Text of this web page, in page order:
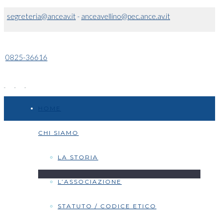
segreteria@anceav.it- anceavellino@pec.ance.av.it
0825-36616
CHI SIAMO
LA STORIA
L’ASSOCIAZIONE
STATUTO / CODICE ETICO